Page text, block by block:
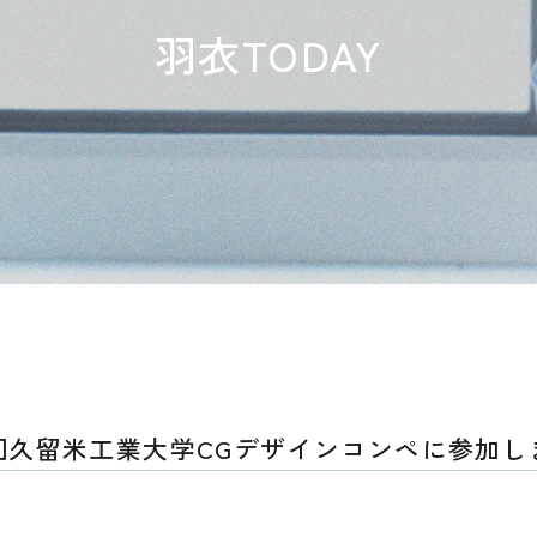
羽衣TODAY
久留米工業大学CGデザインコンペに参加